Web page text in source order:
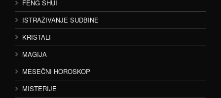
FENG SHUI
ISTRAŽIVANJE SUDBINE
KRISTALI
MAGIJA
MESEČNI HOROSKOP
MISTERIJE